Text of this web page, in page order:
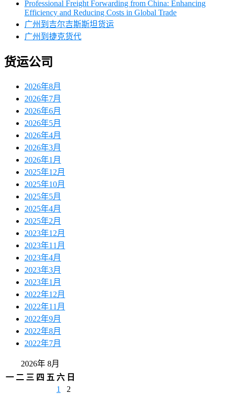
Professional Freight Forwarding from China: Enhancing
Efficiency and Reducing Costs in Global Trade
广州到吉尔吉斯斯坦货运
广州到捷克货代
货运公司
2026年8月
2026年7月
2026年6月
2026年5月
2026年4月
2026年3月
2026年1月
2025年12月
2025年10月
2025年5月
2025年4月
2025年2月
2023年12月
2023年11月
2023年4月
2023年3月
2023年1月
2022年12月
2022年11月
2022年9月
2022年8月
2022年7月
2026年 8月
一 二 三 四 五 六 日
1
2